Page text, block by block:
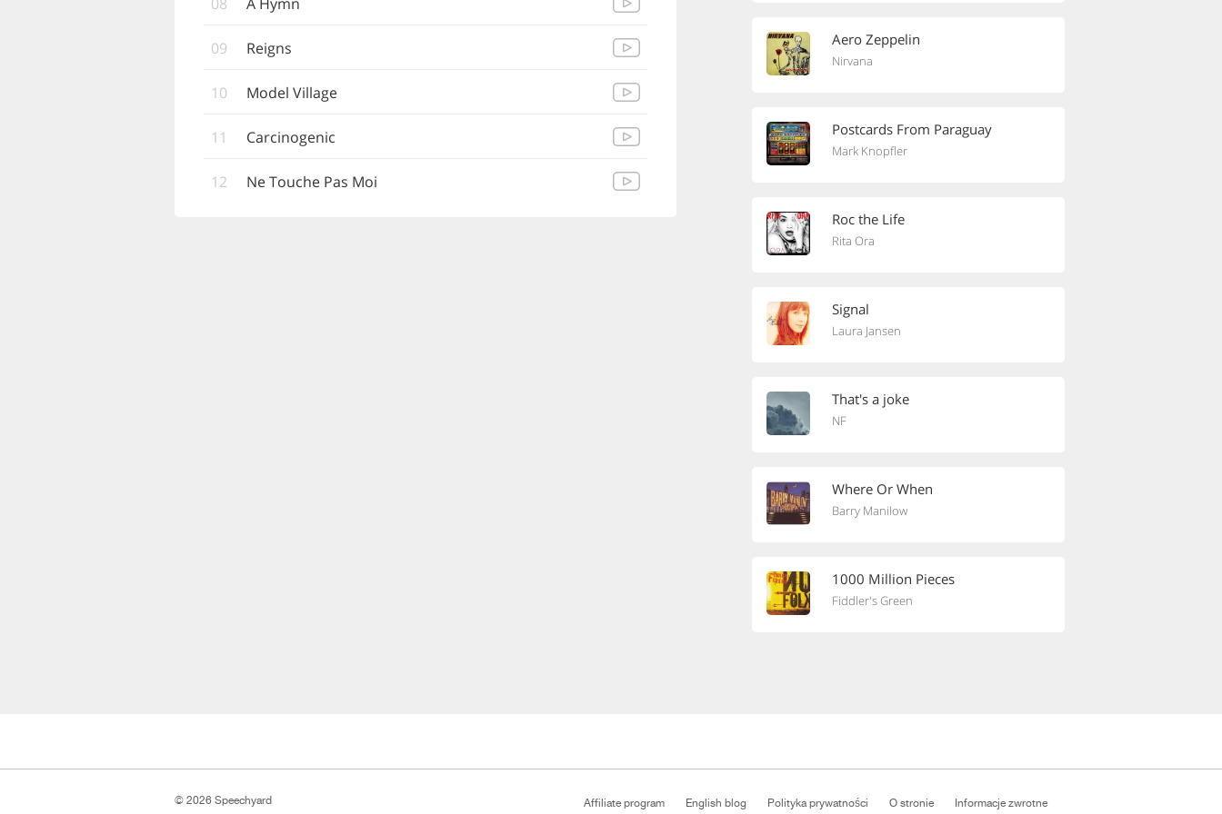
09 Reigns
10 Model Village
11 Carcinogenic
12 Ne Touche Pas Moi
Aero Zeppelin
Nirvana
Postcards From Paraguay
Mark Knopfler
Roc the Life
Rita Ora
Signal
Laura Jansen
That's a joke
NF
Where Or When
Barry Manilow
1000 Million Pieces
Fiddler's Green
Affiliate program English blog Polityka prywatności O stronie Informacje zwrotne
© 2026 Speechyard